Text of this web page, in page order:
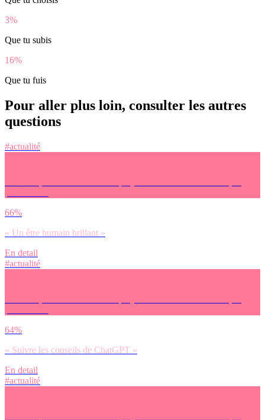
3%
Que tu subis
16%
Que tu fuis
Pour aller plus loin, consulter les autres
questions
#actualité
66%
« Un être humain brillant »
En detail
#actualité
64%
« Suivre les conseils de ChatGPT »
En detail
#actualité